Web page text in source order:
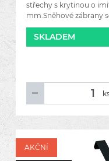
střechy s krytinou o
mm.Sněhové zábrany
sněhu ze
SKLADEM
AKČNÍ